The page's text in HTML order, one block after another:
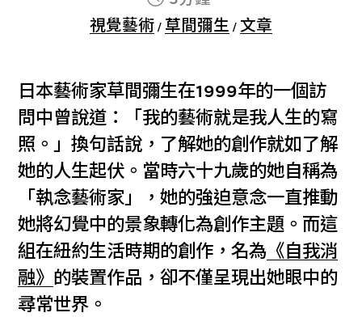
視覺藝術 / 草間彌生 / 文章
日本藝術家草間彌生在1999年的一個訪
問中曾說道：「我的藝術就是我人生的寫
照。」換句話說，了解她的創作就如了解
她的人生起伏。當時六十九歲的她自稱為
「執念藝術家」，她的強迫意念一直推動
她將幻覺中的景象轉化為創作主題。而這
組在紐約生活時期的創作，名為 《自我消
融》 的裝置作品，卻不僅呈現出她眼中的
尋常世界。